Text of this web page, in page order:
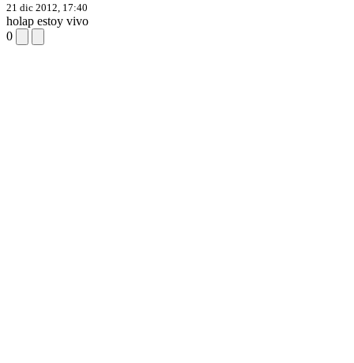
21 dic 2012, 17:40
holap estoy vivo
0